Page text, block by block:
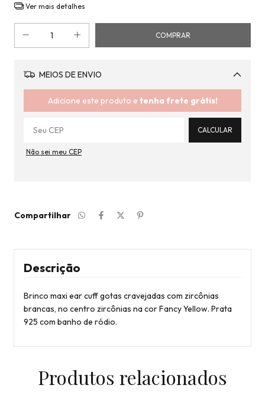
Ver mais detalhes
MEIOS DE ENVIO
Adicione este produto e tenha frete grátis!
CALCULAR
Não sei meu CEP
Compartilhar
Descrição
Brinco maxi ear cuff gotas cravejadas com zircônias
brancas, no centro zircônias na cor Fancy Yellow. Prata
925 com banho de ródio.
Produtos relacionados